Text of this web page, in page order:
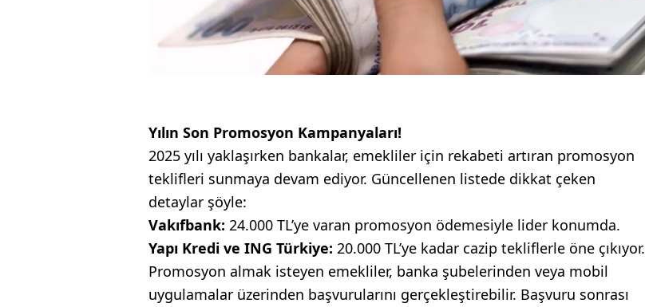
Yılın Son Promosyon Kampanyaları!
2025 yılı yaklaşırken bankalar, emekliler için rekabeti artıran promosyon
teklifleri sunmaya devam ediyor. Güncellenen listede dikkat çeken
detaylar şöyle:
Vakıfbank: 24.000 TL’ye varan promosyon ödemesiyle lider konumda.
Yapı Kredi ve ING Türkiye: 20.000 TL’ye kadar cazip tekliflerle öne çıkıyor.
Promosyon almak isteyen emekliler, banka şubelerinden veya mobil
uygulamalar üzerinden başvurularını gerçekleştirebilir. Başvuru sonrası